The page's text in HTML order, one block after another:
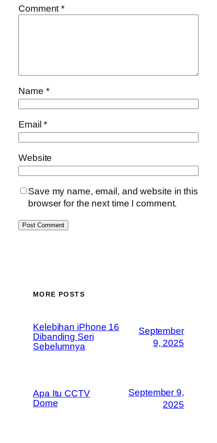
Comment*
Name *
Email*
Website
Save my name, email, and website in this
browser for the next time I comment.
MORE POSTS
Kelebihan iPhone 16
Dibanding Seri
Sebelumnya
September
9, 2025
Apa Itu CCTV
Dome
September 9,
2025